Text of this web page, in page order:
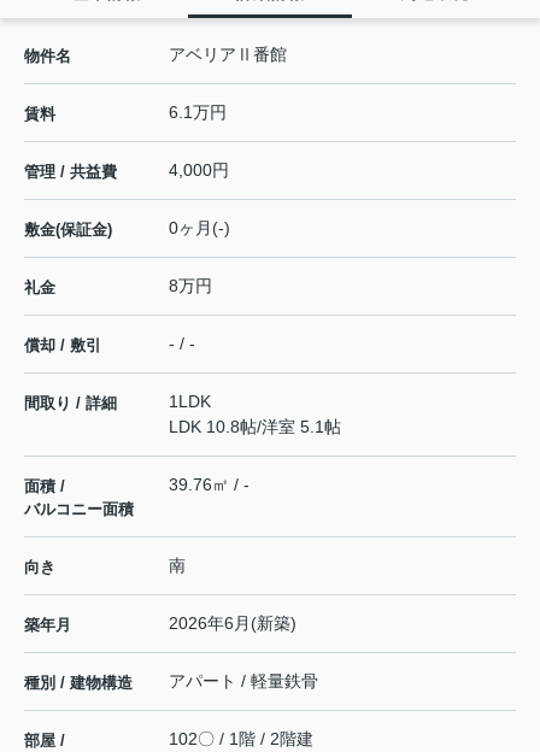
物件名 アベリアⅡ番館
賃料 6.1万円
管理 / 共益費 4,000円
敷金(保証金) 0ヶ月(-)
礼金 8万円
償却 / 敷引 - / -
間取り / 詳細
1LDK
LDK 10.8帖/洋室 5.1帖
面積 /
バルコニー面積
39.76㎡ / -
向き 南
築年月 2026年6月(新築)
種別 / 建物構造 アパート / 軽量鉄骨
部屋 /
102〇 / 1階 / 2階建